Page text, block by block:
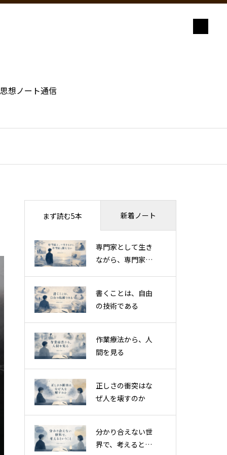
思想ノート通信
まず読む5本 新着ノート
専門家として生き
ながら、専門家に
書くことは、自由
の技術である
作業療法から、人
間を見る
正しさの衝突はな
ぜ人を壊すのか
分かり合えない世
界で、考えるとい